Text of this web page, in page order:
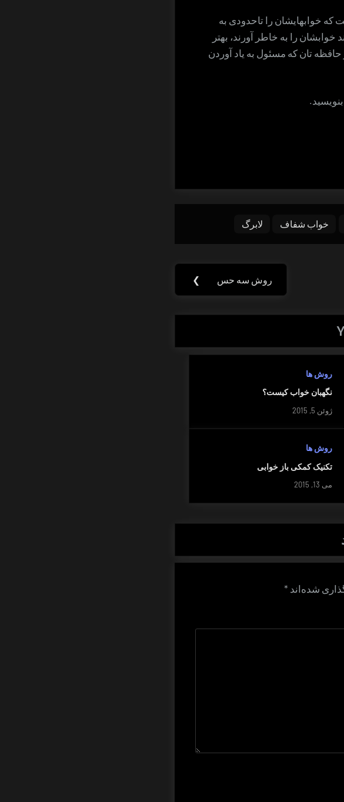
خوابهایشان را تاحدودی به
خوابشان را به خاطر آورند، بهتر
تان که مسئول به یاد آوردن
خواب شفاف لابرگ
Next
روش سه حس ❯
روش ها
نگهبان خواب کیست؟
ژوئن 5, 2015
روش ها
تکنیک کمکی باز خوابی
می 13, 2015
شده‌اند *